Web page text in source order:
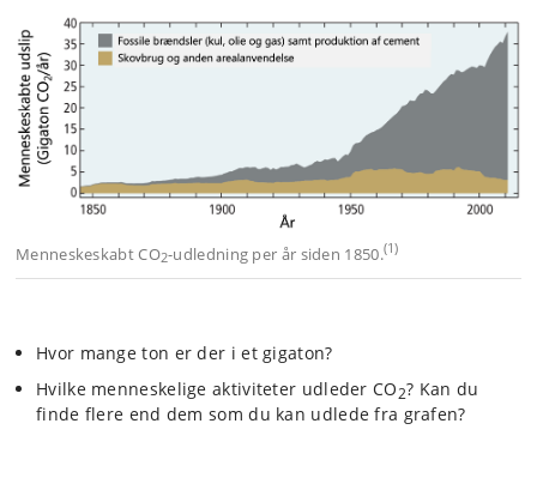
Menneskeskabt CO2-udledning per år siden 1850.(1)
Hvor mange ton er der i et gigaton?
Hvilke menneskelige aktiviteter udleder CO 2? Kan du
finde flere end dem som du kan udlede fra grafen?